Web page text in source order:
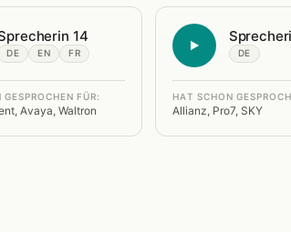
14
DE EN FR
FÜR:
Avaya, Waltron
DE
HAT SCHON
Allianz, Pro7, SKY